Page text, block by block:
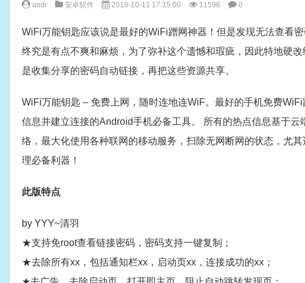
andr 安卓软件 2018-10-11 17:15:00 11596 0
WiFi万能钥匙应该说是最好的WiFi蹭网神器！但是发现无法查看
终究是有点不爽和麻烦，为了弥补这个遗憾和瑕疵，因此特地硬
是收集分享的密码自动链接，再把这些资源共享。
WiFi万能钥匙 – 免费上网，随时连地连WiF。最好的手机免费
信息并建立连接的Android手机必备工具。 所有的热点信息基于
络，最大化使用各种联网的移动服务，扫除无网断网的状态，尤
理必备利器！
此版特点
by YYY~清羽
★支持免root查看链接密码，密码支持一键复制；
★去除所有xx，包括通知栏xx，启动页xx，连接成功的xx；